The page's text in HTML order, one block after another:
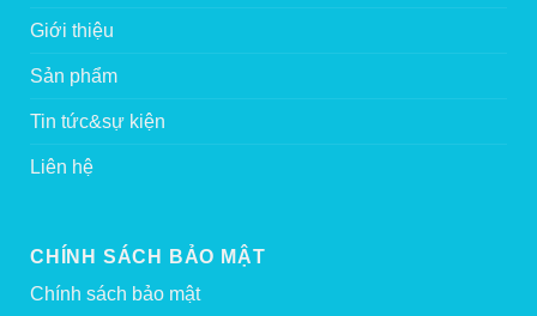
Giới thiệu
Sản phẩm
Tin tức&sự kiện
Liên hệ
CHÍNH SÁCH BẢO MẬT
Chính sách bảo mật